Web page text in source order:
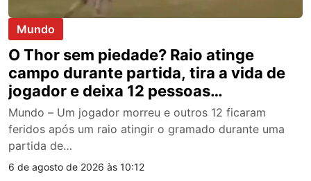
Mundo
O Thor sem piedade? Raio atinge
campo durante partida, tira a vida de
jogador e deixa 12 pessoas
aguardando atendimento médico na
Tailândia
Mundo – Um jogador morreu e outros 12 ficaram
feridos após um raio atingir o gramado durante uma
partida de…
6 de agosto de 2026 às 10:12